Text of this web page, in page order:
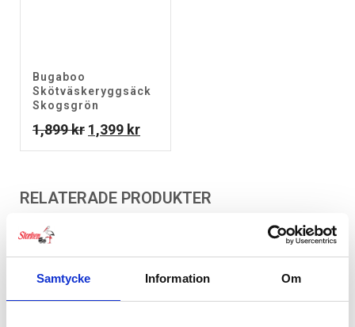
Samtycke Information Om
Bugaboo
Skötväskeryggsäck
Skogsgrön
1,899kr Det
ursprungliga
1,899 kr.
1,399 krDet
nuvarande
1,399 kr.
RELATERADE PRODUKTER